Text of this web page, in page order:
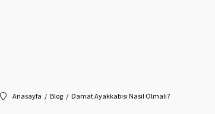
Anasayfa Blog Damat Ayakkabısı Nasıl Olmalı?